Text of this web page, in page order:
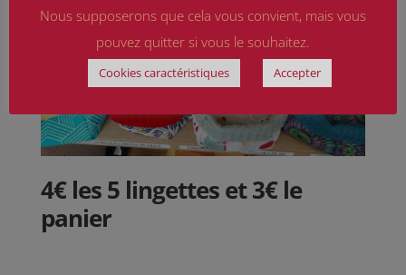
4€ les 5 lingettes et 3€ le
panier
Nous supposerons que cela vous convient, mais vous
pouvez quitter si vous le souhaitez.
Cookies caractéristiques Accepter